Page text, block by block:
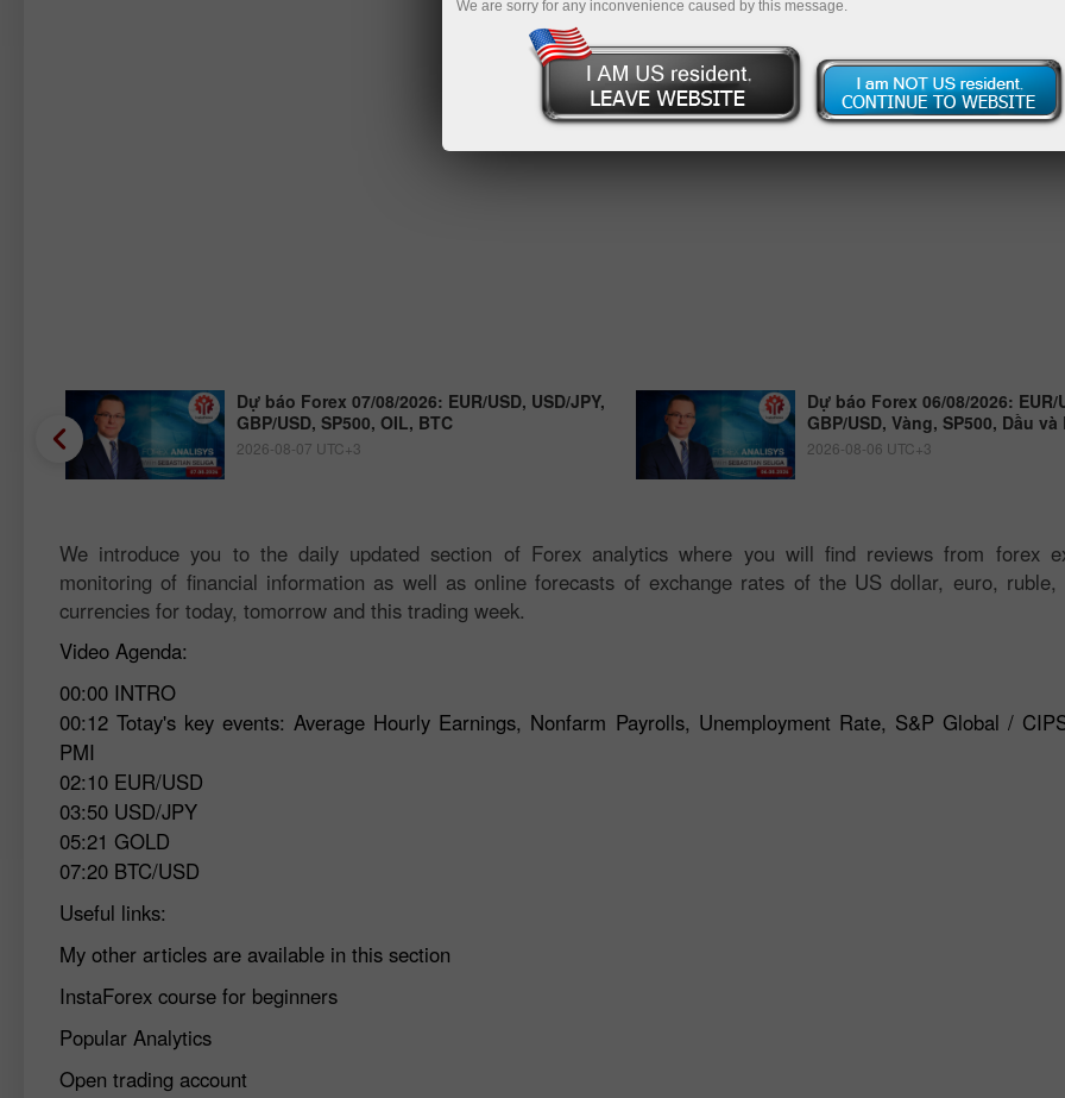
Dự báo Forex 07/08/2026: EUR/USD, USD/JPY,
GBP/USD, SP500, OIL, BTC
2026-08-07 UTC+3
Dự báo Forex 06/08/2026: EUR/
GBP/USD, Vàng, SP500, Dầu
2026-08-06 UTC+3
We introduce you to the daily updated section of Forex analytics where you will find reviews from forex
monitoring of financial information as well as online forecasts of exchange rates of the US dollar, euro,
currencies for today, tomorrow and this trading week.
Video Agenda:
00:00 INTRO
00:12 Totay's key events: Average Hourly Earnings, Nonfarm Payrolls, Unemployment Rate, S&P Global /
PMI
02:10 EUR/USD
03:50 USD/JPY
05:21 GOLD
07:20 BTC/USD
Useful links:
My other articles are available in this section
InstaForex course for beginners
Popular Analytics
Open trading account
We are sorry for any inconvenience caused by this message.